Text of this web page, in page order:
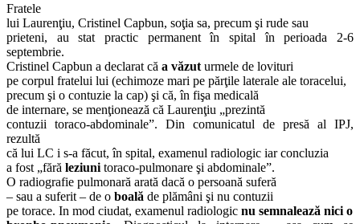
Fratele
lui Laurenţiu, Cristinel Capbun, soţia sa, precum şi rude sau
prieteni, au stat practic permanent în spital în perioada 2-6
septembrie.
Cristinel Capbun a declarat că a văzut urmele de lovituri
pe corpul fratelui lui (echimoze mari pe părţile laterale ale toracelui,
precum şi o contuzie la cap) şi că, în fişa medicală
de internare, se menţionează că Laurenţiu „prezintă
contuzii toraco-abdominale”. Din comunicatul de presă al IPJ,
rezultă
că lui LC i s-a făcut, în spital, examenul radiologic iar concluzia
a fost „fără leziuni toraco-pulmonare şi abdominale”.
O radiografie pulmonară arată dacă o persoană suferă
– sau a suferit – de o boală de plămâni şi nu contuzii
pe torace. In mod ciudat, examenul radiologic nu semnalează nici o